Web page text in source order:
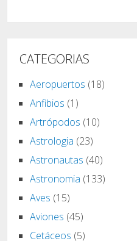
CATEGORIAS
Aeropuertos (18)
Anfibios (1)
Artrópodos (10)
Astrologia (23)
Astronautas (40)
Astronomia (133)
Aves (15)
Aviones (45)
Cetáceos (5)